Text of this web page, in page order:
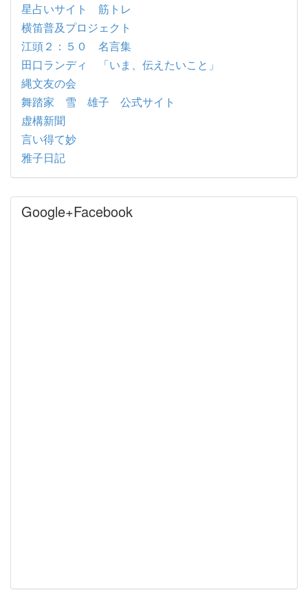
星占いサイト 筋トレ
横笛普及プロジェクト
江頭２：５０ 名言集
田口ランディ 「いま、伝えたいこと」
縄文友の会
舞踏家 雪 雄子 公式サイト
虚構新聞
言い得て妙
雅子日記
Google+Facebook